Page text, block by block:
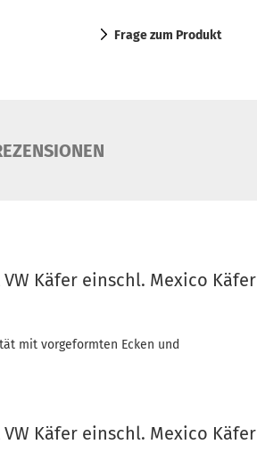
Frage zum Produkt
Käfer einschl. Mexico Käfer
mit vorgeformten Ecken und
Käfer einschl. Mexico Käfer